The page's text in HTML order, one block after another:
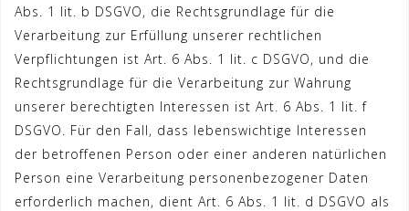
Abs. 1 lit. b DSGVO, die Rechtsgrundlage für die
Verarbeitung zur Erfüllung unserer rechtlichen
Verpflichtungen ist Art. 6 Abs. 1 lit. c DSGVO, und die
Rechtsgrundlage für die Verarbeitung zur Wahrung
unserer berechtigten Interessen ist Art. 6 Abs. 1 lit. f
DSGVO. Für den Fall, dass lebenswichtige Interessen
der betroffenen Person oder einer anderen natürlichen
Person eine Verarbeitung personenbezogener Daten
erforderlich machen, dient Art. 6 Abs. 1 lit. d DSGVO als